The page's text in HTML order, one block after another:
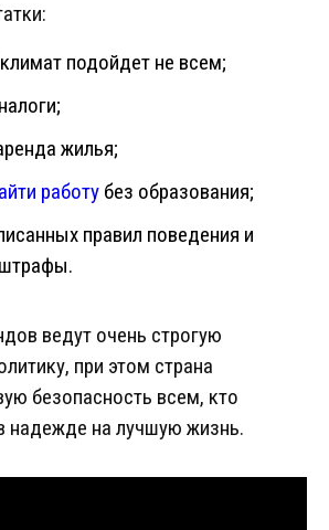
подойдет не всем;
жилья;
работу без образования;
правил поведения и
ведут очень строгую
при этом страна
безопасность всем, кто
надежде на лучшую жизнь.